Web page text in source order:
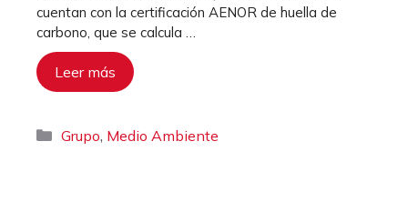
cuentan con la certificación AENOR de huella de
carbono, que se calcula …
Leer más
Categorías
Grupo, Medio Ambiente